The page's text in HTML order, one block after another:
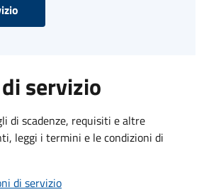
servizio
di scadenze, requisiti e altre
leggi i termini e le condizioni di
di servizio